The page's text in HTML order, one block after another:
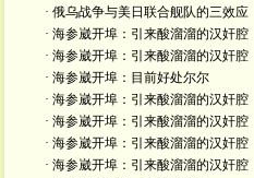
· 俄乌战争与美日联合舰队的三效应
· 海参崴开埠：引来酸溜溜的汉奸腔
· 海参崴开埠：引来酸溜溜的汉奸腔
· 海参崴开埠：目前好处尔尔
· 海参崴开埠：引来酸溜溜的汉奸腔
· 海参崴开埠：引来酸溜溜的汉奸腔
· 海参崴开埠：引来酸溜溜的汉奸腔
· 海参崴开埠：引来酸溜溜的汉奸腔